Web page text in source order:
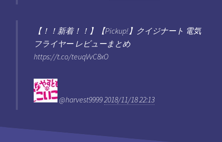
【！！新着！！】【Pickup!】クイジナート 電気
フライヤー レビューまとめ
https://t.co/teuqVvC8xO
@harvest99992018/11/18 22:13